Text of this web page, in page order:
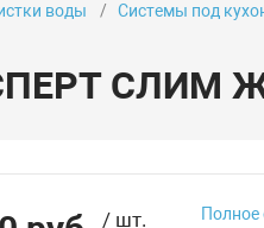
воды Системы под
СЛИМ
/ шт. Полное